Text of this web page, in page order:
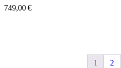
749,00€
1 2